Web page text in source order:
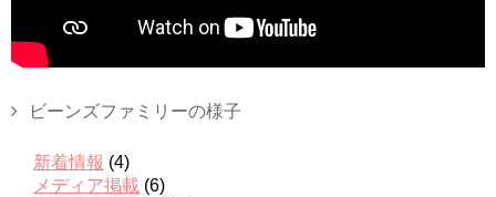
ビーンズファミリーの様子
新着情報 (4)
メディア掲載 (6)